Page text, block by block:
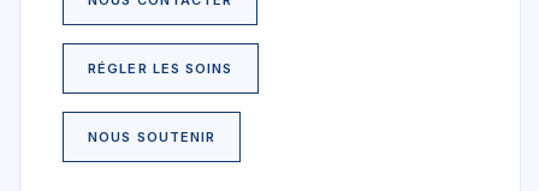
RÉGLER LES SOINS
NOUS SOUTENIR